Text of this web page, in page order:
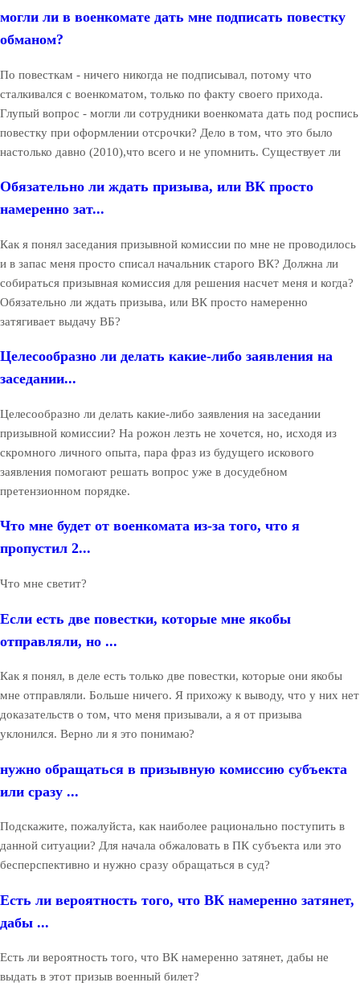
могли ли в военкомате дать мне подписать повестку
обманом?
По повесткам - ничего никогда не подписывал, потому что
сталкивался с военкоматом, только по факту своего прихода.
Глупый вопрос - могли ли сотрудники военкомата дать под роспись
повестку при оформлении отсрочки? Дело в том, что это было
настолько давно (2010),что всего и не упомнить. Существует ли
Обязательно ли ждать призыва, или ВК просто
намеренно зат...
Как я понял заседания призывной комиссии по мне не проводилось
и в запас меня просто списал начальник старого ВК? Должна ли
собираться призывная комиссия для решения насчет меня и когда?
Обязательно ли ждать призыва, или ВК просто намеренно
затягивает выдачу ВБ?
Целесообразно ли делать какие-либо заявления на
заседании...
Целесообразно ли делать какие-либо заявления на заседании
призывной комиссии? На рожон лезть не хочется, но, исходя из
скромного личного опыта, пара фраз из будущего искового
заявления помогают решать вопрос уже в досудебном
претензионном порядке.
Что мне будет от военкомата из-за того, что я
пропустил 2...
Что мне светит?
Если есть две повестки, которые мне якобы
отправляли, но ...
Как я понял, в деле есть только две повестки, которые они якобы
мне отправляли. Больше ничего. Я прихожу к выводу, что у них нет
доказательств о том, что меня призывали, а я от призыва
уклонился. Верно ли я это понимаю?
нужно обращаться в призывную комиссию субъекта
или сразу ...
Подскажите, пожалуйста, как наиболее рационально поступить в
данной ситуации? Для начала обжаловать в ПК субъекта или это
бесперспективно и нужно сразу обращаться в суд?
Есть ли вероятность того, что ВК намеренно затянет,
дабы ...
Есть ли вероятность того, что ВК намеренно затянет, дабы не
выдать в этот призыв военный билет?